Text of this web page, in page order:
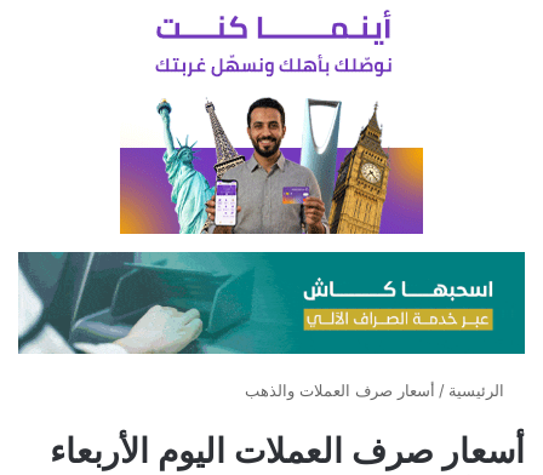
الرئيسية / أسعار صرف العملات والذهب
أسعار صرف العملات اليوم الأربعاء